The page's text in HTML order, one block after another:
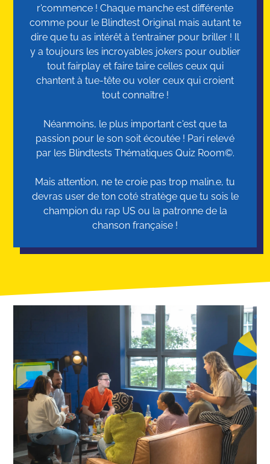
r'commence ! Chaque manche est différente
comme pour le Blindtest Original mais autant te
dire que tu as intérêt à t'entrainer pour briller ! Il
y a toujours les incroyables jokers pour oublier
tout fairplay et faire taire celles ceux qui
chantent à tue-tête ou voler ceux qui croient
tout connaître !
Néanmoins, le plus important c'est que ta
passion pour le son soit écoutée ! Pari relevé
par les Blindtests Thématiques Quiz Room©.
Mais attention, ne te croie pas trop malin.e, tu
devras user de ton coté stratège que tu sois le
champion du rap US ou la patronne de la
chanson française !